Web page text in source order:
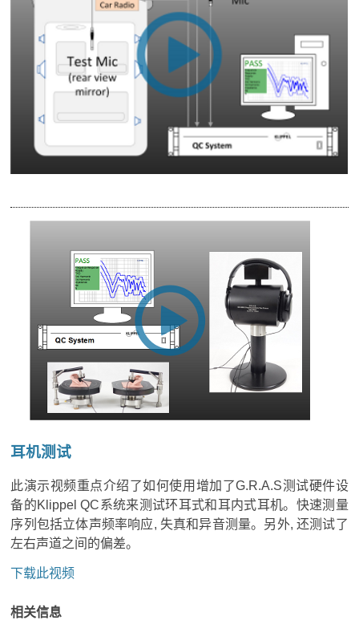
耳机测试
此演示视频重点介绍了如何使用增加了G.R.A.S测试硬件设
备的Klippel QC系统来测试环耳式和耳内式耳机。快速测量
序列包括立体声频率响应, 失真和异音测量。另外, 还测试了
左右声道之间的偏差。
下载此视频
相关信息